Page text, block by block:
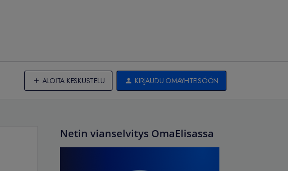
ALOITA KESKUSTELU KIRJAUDU OMAYHTEISÖÖN
Netin vianselvitys OmaElisassa